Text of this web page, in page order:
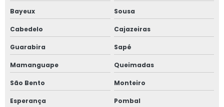
Bayeux Sousa
Cabedelo Cajazeiras
Guarabira Sapé
Mamanguape Queimadas
São Bento Monteiro
Esperança Pombal